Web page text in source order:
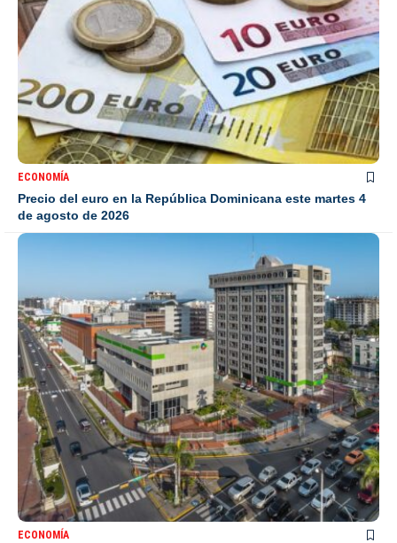
ECONOMÍA
Precio del euro en la República Dominicana este martes 4
de agosto de 2026
ECONOMÍA